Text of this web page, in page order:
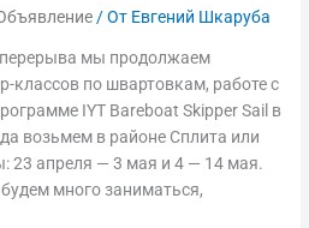
/ От Евгений Шкаруба
перерыва мы продолжаем
классов по швартовкам, работе с
IYT Bareboat Skipper Sail в
возьмем в районе Сплита или
23 апреля — 3 мая и 4 — 14 мая.
много заниматься,